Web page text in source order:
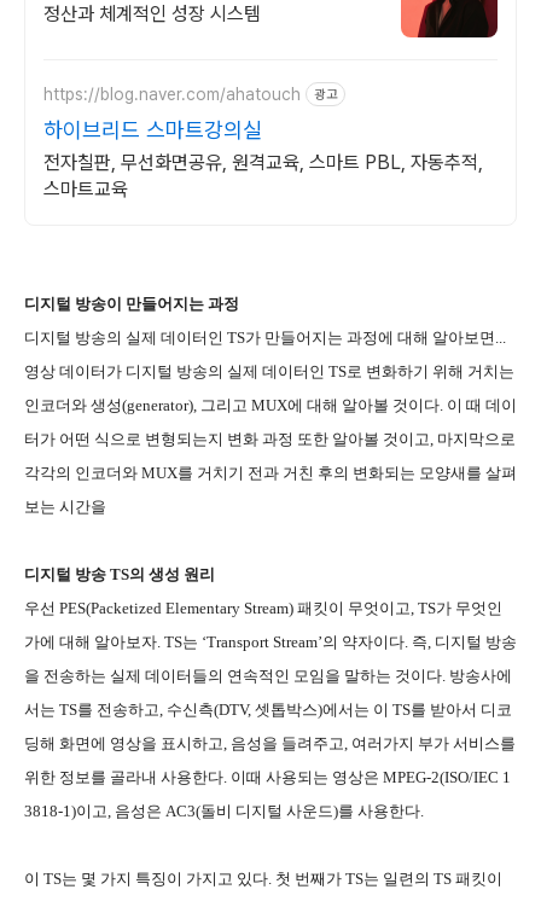
정산과 체계적인 성장 시스템
https://blog.naver.com/ahatouch 광고
하이브리드 스마트강의실
전자칠판, 무선화면공유, 원격교육, 스마트 PBL, 자동추적,
스마트교육
디지털 방송이 만들어지는 과정
디지털 방송의 실제 데이터인 TS가 만들어지는 과정에 대해 알아보면...
영상 데이터가 디지털 방송의 실제 데이터인 TS로 변화하기 위해 거치는
인코더와 생성(generator), 그리고 MUX에 대해 알아볼 것이다. 이 때 데이
터가 어떤 식으로 변형되는지 변화 과정 또한 알아볼 것이고, 마지막으로
각각의 인코더와 MUX를 거치기 전과 거친 후의 변화되는 모양새를 살펴
보는 시간을
디지털 방송 TS의 생성 원리
우선 PES(Packetized Elementary Stream) 패킷이 무엇이고, TS가 무엇인
가에 대해 알아보자. TS는 ‘Transport Stream’의 약자이다. 즉, 디지털 방송
을 전송하는 실제 데이터들의 연속적인 모임을 말하는 것이다. 방송사에
서는 TS를 전송하고, 수신측(DTV, 셋톱박스)에서는 이 TS를 받아서 디코
딩해 화면에 영상을 표시하고, 음성을 들려주고, 여러가지 부가 서비스를
위한 정보를 골라내 사용한다. 이때 사용되는 영상은 MPEG-2(ISO/IEC 1
3818-1)이고, 음성은 AC3(돌비 디지털 사운드)를 사용한다.
이 TS는 몇 가지 특징이 가지고 있다. 첫 번째가 TS는 일련의 TS 패킷이